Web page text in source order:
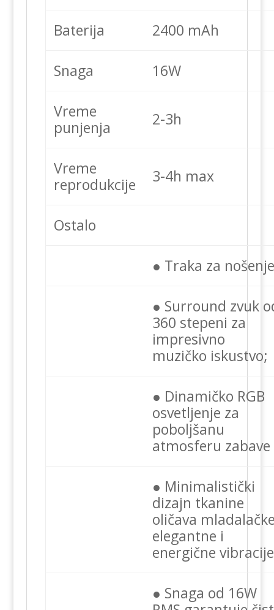
Baterija 2400 mAh
Snaga 16W
Vreme
punjenja
2-3h
Vreme
reprodukcije
3-4h max
Ostalo
● Traka za
● Surround zvuk
360 stepeni za
impresivno
muzičko iskustvo;
● Dinamičko RGB
osvetljenje za
poboljšanu
atmosferu zabave
● Minimalistički
dizajn tkanine
oličava
elegantne i
energične vibracije
● Snaga od 16W